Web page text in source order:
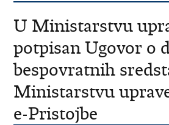
U Ministarstvu
potpisan Ugovor o
bespovratnih
Ministarstvu
e-Pristojbe